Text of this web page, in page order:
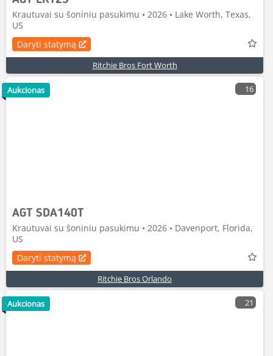
Krautuvai su šoniniu pasukimu • 2026 • Lake Worth, Texas,
US
Daryti statymą
Ritchie Bros Fort Worth
16
AGT SDA140T
Krautuvai su šoniniu pasukimu • 2026 • Davenport, Florida,
US
Daryti statymą
Ritchie Bros Orlando
Aukcionas
21
Aukcionas